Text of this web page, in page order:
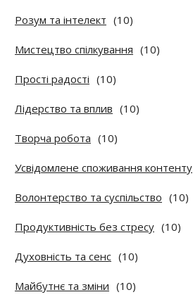
Розум та інтелект (10)
Мистецтво спілкування (10)
Прості радості (10)
Лідерство та вплив (10)
Творча робота (10)
Усвідомлене споживання контенту
Волонтерство та суспільство (10)
Продуктивність без стресу (10)
Духовність та сенс (10)
Майбутнє та зміни (10)